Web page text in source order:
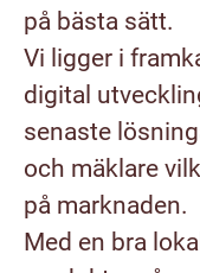
på bästa sätt.
Vi ligger i
digital
senaste
och mäklare
på marknaden.
Med en bra